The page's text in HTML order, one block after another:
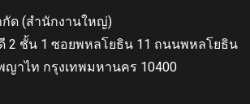
ด (สำนักงานใหญ่)
2 ชั้น 1 ซอยพหลโยธิน 11 ถนนพหลโยธิน
ญาไท กรุงเทพมหานคร 10400